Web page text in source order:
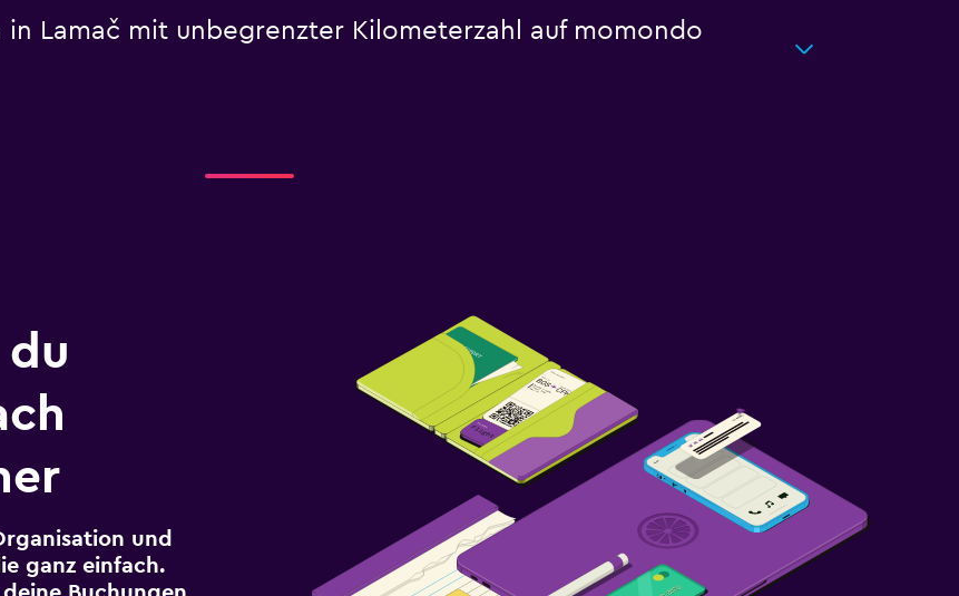
in Lamač mit unbegrenzter Kilometerzahl auf momondo
und
ganz einfach.